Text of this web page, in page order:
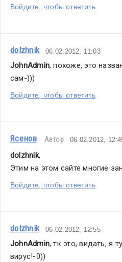
Войдите, чтобы ответить
dolzhnik 06.02.2012, 11:03
JohnAdmin, похоже, это
сам-)))
Войдите, чтобы ответить
Ясенов Автор 06.02.2012,
dolzhnik,
Этим на этом сайте многие
Войдите, чтобы ответить
dolzhnik 06.02.2012, 12:55
JohnAdmin, тк это, видать, я
вирус!-0))